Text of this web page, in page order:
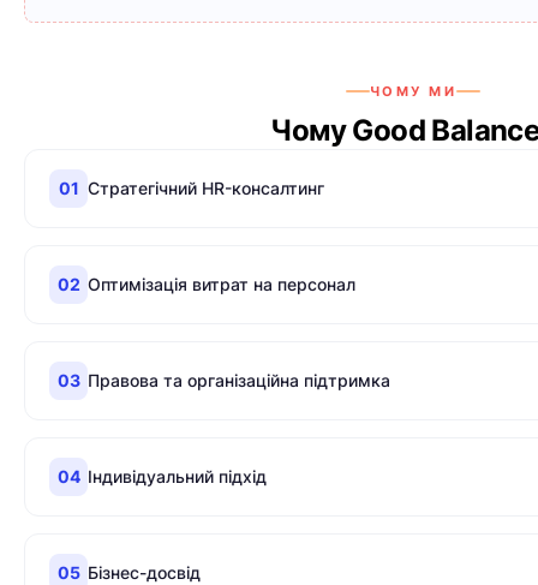
ЧОМУ МИ
Чому Good
01 Стратегічний HR-консалтинг
02 Оптимізація витрат на персонал
03 Правова та організаційна підтримка
04 Індивідуальний підхід
05 Бізнес-досвід